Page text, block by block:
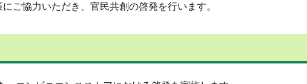
ご協力いただき、官民共創の啓発を行います。